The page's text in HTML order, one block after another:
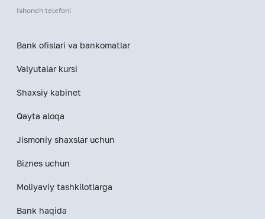
Ishonch telefoni
Bank ofislari va bankomatlar
Valyutalar kursi
Shaxsiy kabinet
Qayta aloqa
Jismoniy shaxslar uchun
Biznes uchun
Moliyaviy tashkilotlarga
Bank haqida